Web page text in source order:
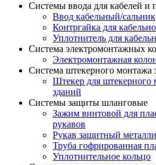
Системы ввода для кабелей и
Ввод кабельный/сальник
Контргайка для
Уплотнитель для
Система электромонтажных
Электромонтажная
Система штекерного монтажа
Штекер для штекерного
зданий
Системы защиты шланговые
Зажим винтовой для
рукавов
Рукав защитный
Труба гофрированная
Уплотнительное кольцо